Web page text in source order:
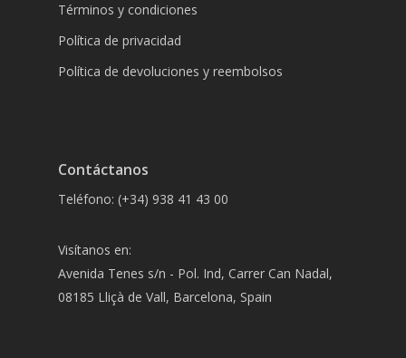
Términos y condiciones
Política de privacidad
Política de devoluciones y reembolsos
Contáctanos
Teléfono: (+34) 938 41 43 00
Visítanos en:
Avenida Tenes s/n - Pol. Ind, Carrer Can Nadal,
08185 Lliçà de Vall, Barcelona, Spain